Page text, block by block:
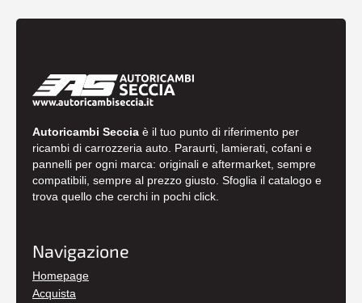
Autoricambi Seccia è il tuo punto di riferimento per
ricambi di carrozzeria auto. Paraurti, lamierati, cofani e
pannelli per ogni marca: originali e aftermarket, sempre
compatibili, sempre al prezzo giusto. Sfoglia il catalogo e
trova quello che cerchi in pochi click.
Navigazione
Homepage
Acquista